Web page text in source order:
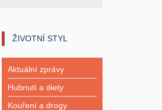
ŽIVOTNÍ STYL
Aktuální zprávy
Hubnutí a diety
Kouření a drogy